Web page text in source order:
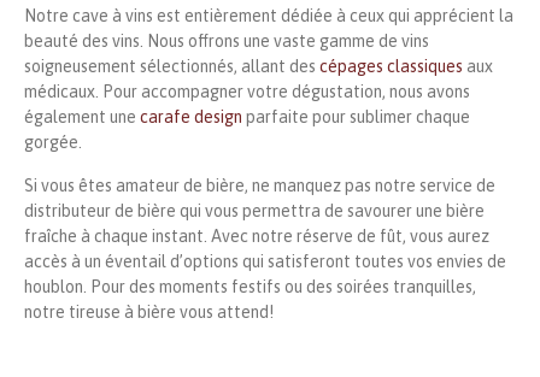
Notre cave à vins est entièrement dédiée à ceux qui apprécient la
beauté des vins. Nous offrons une vaste gamme de vins
soigneusement sélectionnés, allant des cépages classiques aux
médicaux. Pour accompagner votre dégustation, nous avons
également une carafe design parfaite pour sublimer chaque
gorgée.
Si vous êtes amateur de bière, ne manquez pas notre service de
distributeur de bière qui vous permettra de savourer une bière
fraîche à chaque instant. Avec notre réserve de fût, vous aurez
accès à un éventail d’options qui satisferont toutes vos envies de
houblon. Pour des moments festifs ou des soirées tranquilles,
notre tireuse à bière vous attend!